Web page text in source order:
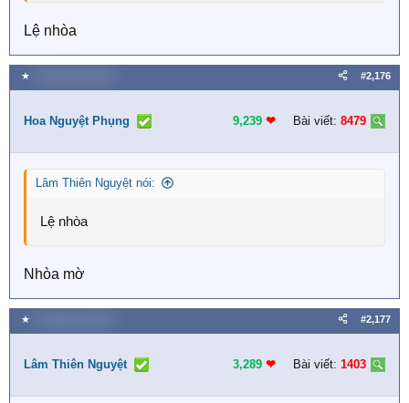
Lệ nhòa
★ #2,176
Hoa Nguyệt Phụng 9,239 ❤︎ Bài viết: 8479
Lâm Thiên Nguyệt nói:
Lệ nhòa
Nhòa mờ
★ #2,177
Lâm Thiên Nguyệt 3,289 ❤︎ Bài viết: 1403